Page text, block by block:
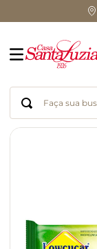
Faça sua busca
chocolate
azeite